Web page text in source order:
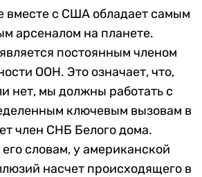
вместе с США обладает самым
арсеналом на планете.
постоянным членом
ООН. Это означает, что,
нет, мы должны работать с
ключевым вызовам в
член СНБ Белого дома.
словам, у американской
насчет происходящего в